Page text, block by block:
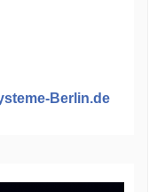
Berlin.de